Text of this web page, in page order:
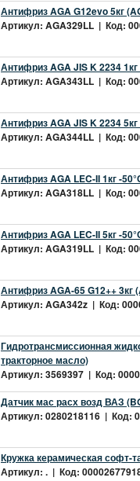
Антифриз AGA G12evo 5кг
Артикул: AGA329LL | Код:
Антифриз AGA JIS K 2234
Артикул: AGA343LL | Код:
Антифриз AGA JIS K 2234
Артикул: AGA344LL | Код:
Антифриз AGA LEC-II 1кг -
Артикул: AGA318LL | Код:
Антифриз AGA LEC-II 5кг -
Артикул: AGA319LL | Код:
Антифриз AGA-65 G12++ 3кг
Артикул: AGA342z | Код:
Гидротрансмиссионная
тракторное масло)
Артикул: 3569397 | Код:
Датчик мас расх возд ВАЗ
Артикул: 0280218116 | Код:
Кружка керамическая софт-
Артикул: . | Код: